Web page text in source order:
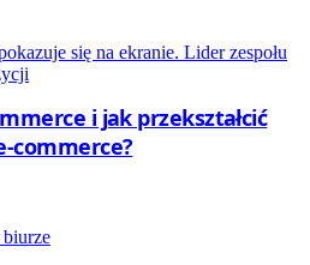
i jak przekształcić
commerce?